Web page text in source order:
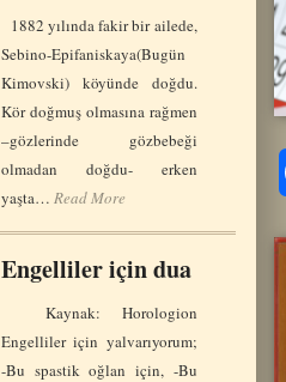
1882 yılında fakir bir ailede,
Sebino-Epifaniskaya(Bugün
Kimovski) köyünde doğdu.
Kör doğmuş olmasına rağmen
–gözlerinde gözbebeği
olmadan doğdu- erken
yaşta…Read More
Engelliler için dua
Kaynak: Horologion
Engelliler için yalvarıyorum;
-Bu spastik oğlan için, -Bu